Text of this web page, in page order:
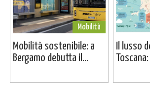
Mobilità
Mobilità sostenibile: a
Bergamo debutta il...
Il lusso